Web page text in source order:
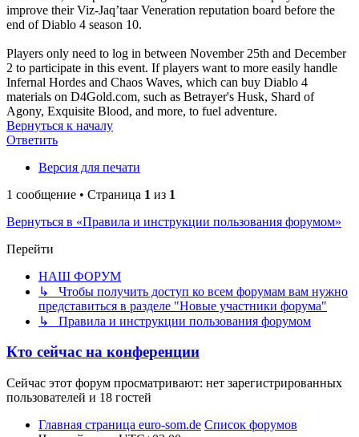
improve their Viz-Jaq’taar Veneration reputation board before the
end of Diablo 4 season 10.
Players only need to log in between November 25th and December
2 to participate in this event. If players want to more easily handle
Infernal Hordes and Chaos Waves, which can buy Diablo 4
materials on D4Gold.com, such as Betrayer's Husk, Shard of
Agony, Exquisite Blood, and more, to fuel adventure.
Вернуться к началу
Ответить
Версия для печати
1 сообщение • Страница 1 из 1
Вернуться в «Правила и инструкции пользования форумом»
Перейти
НАШ ФОРУМ
↳ Чтобы получить доступ ко всем форумам вам нужно
представиться в разделе "Новые участники форума"
↳ Правила и инструкции пользования форумом
Кто сейчас на конференции
Сейчас этот форум просматривают: нет зарегистрированных
пользователей и 18 гостей
Главная страница euro-som.de Список форумов